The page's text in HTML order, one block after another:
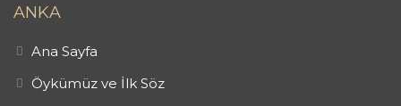
ANKA
Ana Sayfa
Öykümüz ve İlk Söz